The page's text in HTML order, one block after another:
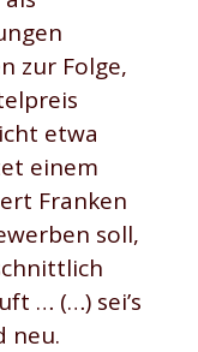
zur Folge,
etwa
einem
Franken
soll,
… (…) sei’s
neu.